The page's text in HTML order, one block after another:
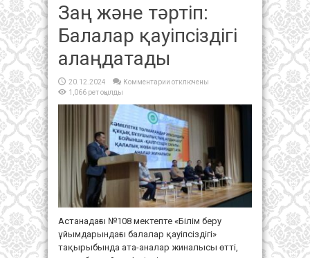
Заң және тәртіп:
Балалар қауіпсіздігі
алаңдатады
20.12.2024 Комментарии к
және
Балалар
қауіпсіздігі
алаңдатады
отключены
1,066 рет оқылды
Астанадағы №108 мектепте «Білім беру
ұйымдарындағы балалар қауіпсіздігі»
тақырыбында ата-аналар жиналысы өтті,